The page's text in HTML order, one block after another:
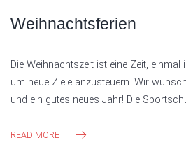
Weihnachtsferien
Die Weihnachtszeit ist eine Zeit,
um neue Ziele anzusteuern. Wir
und ein gutes neues Jahr! Die
READ MORE